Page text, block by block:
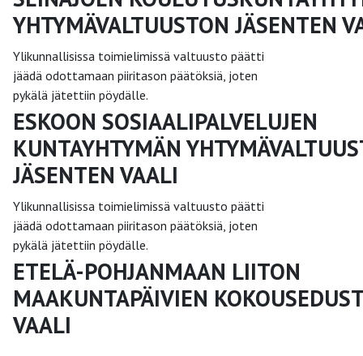
YHTYMÄVALTUUSTON JÄSENTEN
Ylikunnallisissa toimielimissä valtuusto päätti
jäädä odottamaan piiritason päätöksiä, joten
pykälä jätettiin pöydälle.
ESKOON SOSIAALIPALVELUJEN
KUNTAYHTYMÄN
JÄSENTEN VAALI
Ylikunnallisissa toimielimissä valtuusto päätti
jäädä odottamaan piiritason päätöksiä, joten
pykälä jätettiin pöydälle.
ETELÄ-POHJANMAAN LIITON
MAAKUNTAPÄIVIEN
VAALI